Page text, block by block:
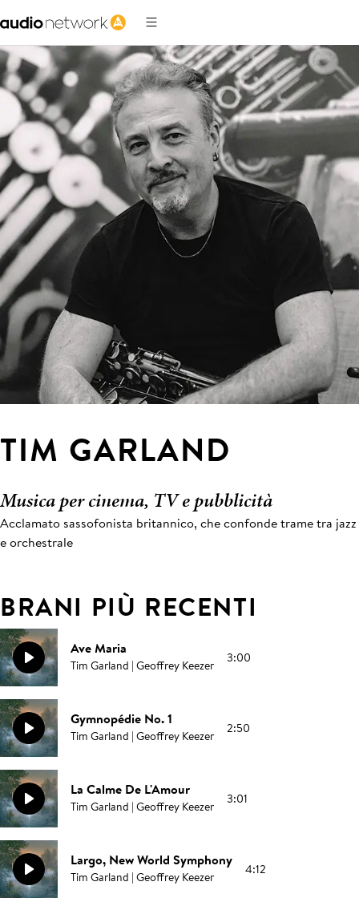
TIM GARLAND
Musica per cinema, TV e pubblicità
Acclamato sassofonista britannico, che confonde trame tra jazz
e orchestrale
BRANI PIÙ RECENTI
Ave Maria
Tim Garland | Geoffrey Keezer 3:00
Gymnopédie No. 1
Tim Garland | Geoffrey Keezer 2:50
La Calme De L'Amour
Tim Garland | Geoffrey Keezer 3:01
Largo, New World Symphony
Tim Garland | Geoffrey Keezer 4:12